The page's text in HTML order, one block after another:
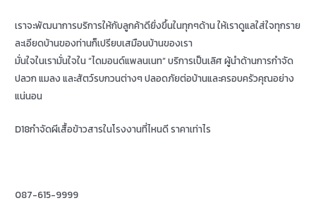
เราจะพัฒนาการบริการให้กับลูกค้าดียิ่งขึ้นในทุกๆด้าน ให้เราดูแลใส่ใจทุกราย
ละเอียดบ้านของท่านก็เปรียบเสมือนบ้านของเรา
มั่นใจในเรามั่นใจใน “ไดมอนด์แพลนเนท” บริการเป็นเลิศ ผู้นำด้านการกำจัด
ปลวก แมลง และสัตว์รบกวนต่างๆ ปลอดภัยต่อบ้านและครอบครัวคุณอย่าง
แน่นอน
D18กำจัดผีเสื้อข้าวสารในโรงงานที่ไหนดี ราคาเท่าไร
087-615-9999